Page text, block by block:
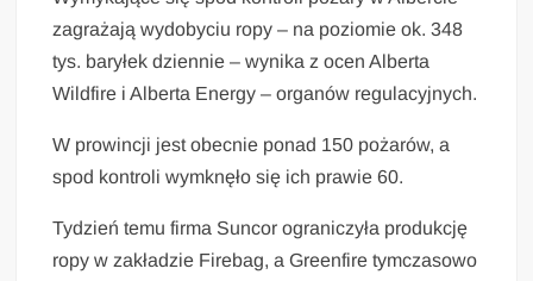
zagrażają wydobyciu ropy – na poziomie ok. 348
tys. baryłek dziennie – wynika z ocen Alberta
Wildfire i Alberta Energy – organów regulacyjnych.
W prowincji jest obecnie ponad 150 pożarów, a
spod kontroli wymknęło się ich prawie 60.
Tydzień temu firma Suncor ograniczyła produkcję
ropy w zakładzie Firebag, a Greenfire tymczasowo